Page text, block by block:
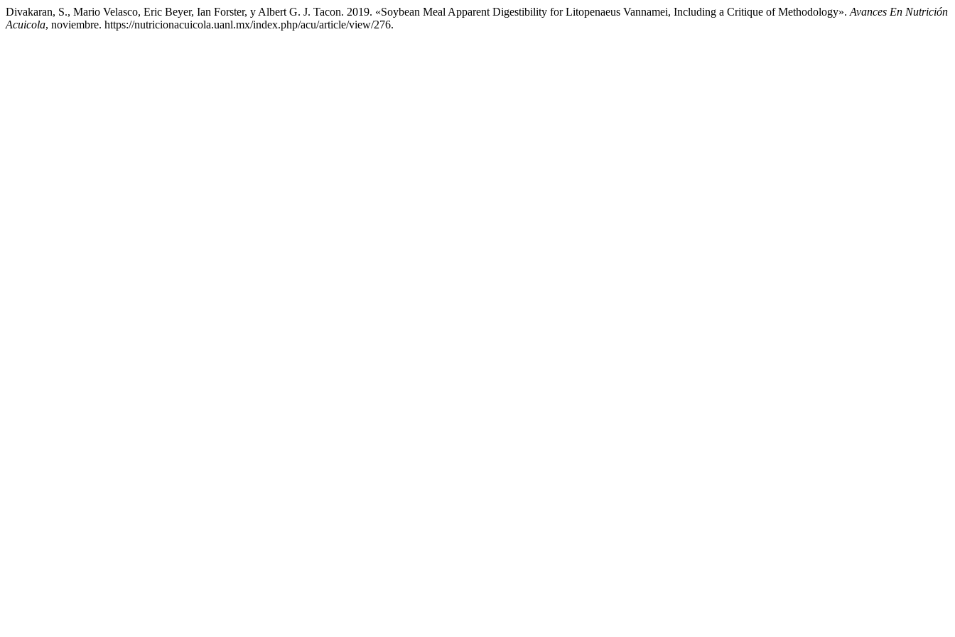
Divakaran, S., Mario Velasco, Eric Beyer, Ian Forster, y Albert G. J. Tacon. 2019. «Soybean Meal Apparent Digestibility for Litopenaeus Vannamei, Including a Critique of Methodology». Avances En Nutrición
Acuicola, noviembre. https://nutricionacuicola.uanl.mx/index.php/acu/article/view/276.